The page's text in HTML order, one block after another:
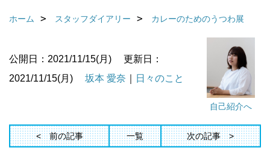
ホーム スタッフダイアリー カレーのためのうつわ展
自己紹介へ
公開日：2021/11/15(月)
更新日：
2021/11/15(月)
坂本 愛奈 日々のこと
前の記事 一覧 次の記事